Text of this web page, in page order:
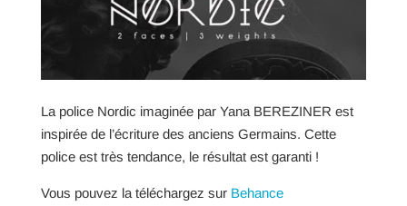
La police Nordic imaginée par Yana BEREZINER est
inspirée de l’écriture des anciens Germains. Cette
police est très tendance, le résultat est garanti !
Vous pouvez la téléchargez sur Behance